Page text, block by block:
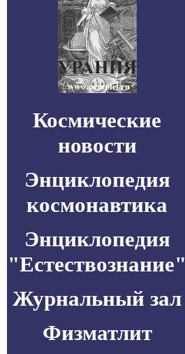
Космические
новости
Энциклопедия
космонавтика
Энциклопедия
"Естествознание"
Журнальный зал
Физматлит